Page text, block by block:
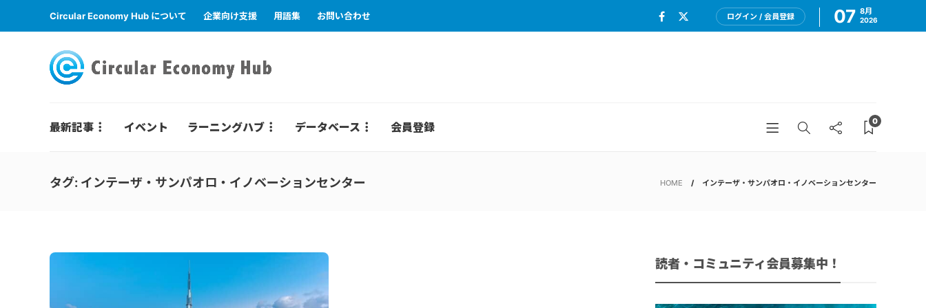
Circular Economy Hub について 企業向け支援 用語集 お問い合わせ ログイン / 会員登録 07 8月
2026
最新記事 イベント ラーニングハブ データベース 会員登録 0
タグ: インテーザ・サンパオロ・イノベーションセンター HOME インテーザ・サンパオロ・イノベーションセンター
読者・コミュニティ会員募集中！